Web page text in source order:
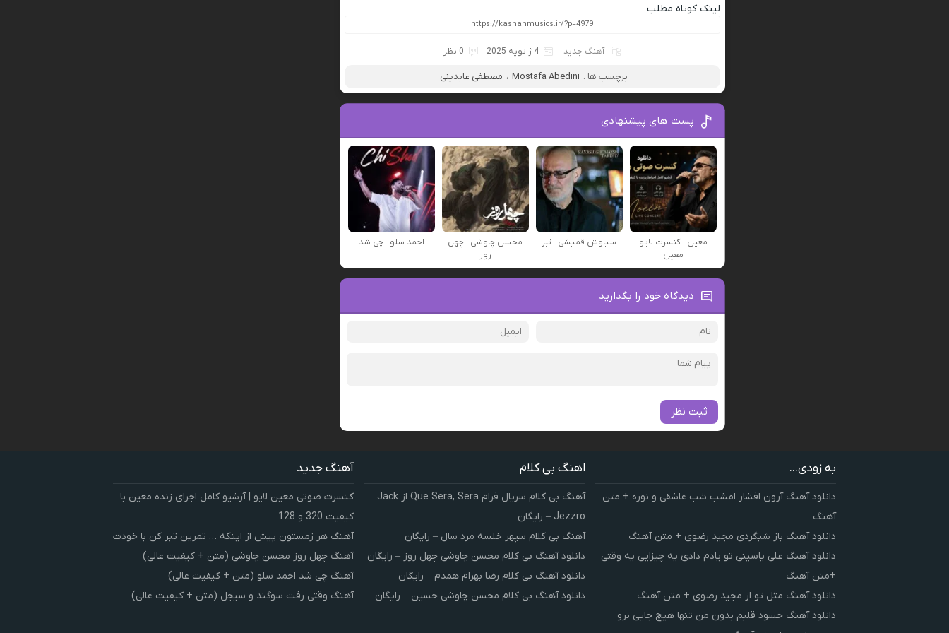
لینک کوتاه مطلب
آهنگ جدید 4 ژانویه 2025 0 نظر
برچسب ها : Mostafa Abedini ، مصطفی عابدینی
پست های پیشنهادی
معین - کنسرت لایو
معین
سیاوش قمیشی - تبر
محسن چاوشی - چهل
روز
احمد سلو - چی شد
دیدگاه خود را بگذارید
ثبت نظر
به زودی...
دانلود آهنگ آرون افشار امشب شب عاشقی و نوره + متن
آهنگ
دانلود آهنگ باز شبگردی مجید رضوی + متن آهنگ
دانلود آهنگ علی یاسینی تو یادم دادی یه چیزایی یه وقتی
+متن آهنگ
دانلود آهنگ مثل تو از مجید رضوی + متن آهنگ
دانلود آهنگ حسود قلبم بدون من تنها هیچ جایی نرو
اهنگ بی کلام
آهنگ بی کلام سریال فرام Que Sera, Sera از Jack
Jezzro – رایگان
آهنگ بی کلام سپهر خلسه مرد سال – رایگان
دانلود آهنگ بی کلام محسن چاوشی چهل روز – رایگان
دانلود آهنگ بی کلام رضا بهرام همدم – رایگان
دانلود آهنگ بی کلام محسن چاوشی حسین – رایگان
آهنگ جدید
کنسرت صوتی معین لایو | آرشیو کامل اجرای زنده معین با
کیفیت 320 و 128
آهنگ هر زمستون پیش از اینکه … تمرین تبر کن با خودت
آهنگ چهل روز محسن چاوشی (متن + کیفیت عالی)
آهنگ چی شد احمد سلو (متن + کیفیت عالی)
آهنگ وقتی رفت سوگند و سیجل (متن + کیفیت عالی)